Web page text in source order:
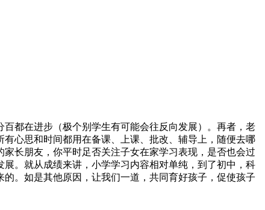
都在进步（极个别学生有可能会往反向发展）。再者，老
心思和时间都用在备课、上课、批改、辅导上，随便去哪
长朋友，你平时足否关注子女在家学习表现，是否也会过
。就从成绩来讲，小学学习内容相对单纯，到了初中，科
。如是其他原因，让我们一道，共同育好孩子，促使孩子